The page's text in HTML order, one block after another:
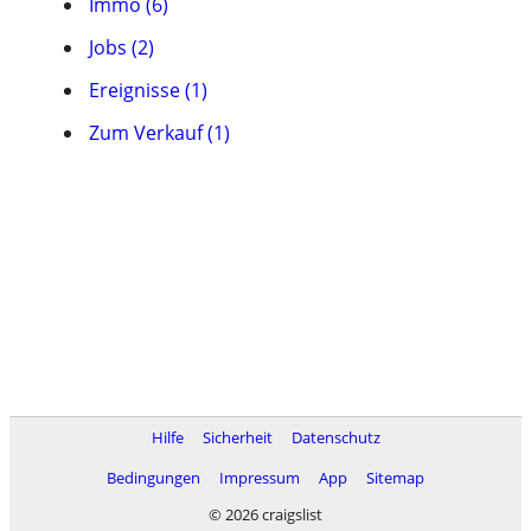
Jobs (2)
Ereignisse (1)
Zum Verkauf (1)
Hilfe Sicherheit
Datenschutz
Bedingungen
Impressum App
Sitemap
© 2026 craigslist